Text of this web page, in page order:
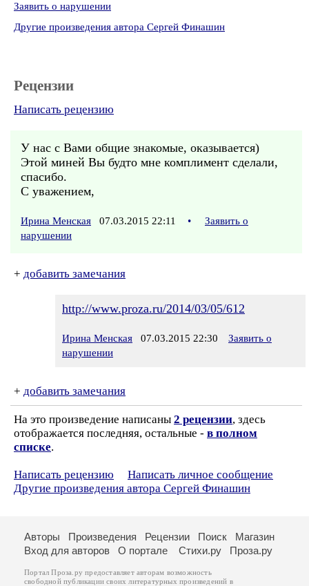
Заявить о нарушении
Другие произведения автора Сергей Финашин
Рецензии
Написать рецензию
У нас с Вами общие знакомые, оказывается)
Этой миней Вы будто мне комплимент сделали,
спасибо.
С уважением,
Ирина Менская 07.03.2015 22:11 •
Заявить о
нарушении
+ добавить замечания
http://www.proza.ru/2014/03/05/612
Ирина Менская 07.03.2015 22:30
Заявить о
нарушении
+ добавить замечания
На это произведение написаны 2 рецензии, здесь
отображается последняя, остальные - в полном
списке.
Написать рецензию
Написать личное сообщение
Другие произведения автора Сергей Финашин
Авторы Произведения Рецензии Поиск
Магазин
Вход для авторов
О портале Стихи.ру Проза.ру
Портал Проза.ру предоставляет авторам возможность
свободной публикации своих литературных произведений в